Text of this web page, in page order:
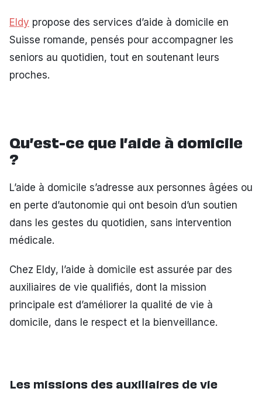
Eldy propose des services d’aide à domicile en
Suisse romande, pensés pour accompagner les
seniors au quotidien, tout en soutenant leurs
proches.
Qu’est-ce que l’aide à domicile
?
L’aide à domicile s’adresse aux personnes âgées ou
en perte d’autonomie qui ont besoin d’un soutien
dans les gestes du quotidien, sans intervention
médicale.
Chez Eldy, l’aide à domicile est assurée par des
auxiliaires de vie qualifiés, dont la mission
principale est d’améliorer la qualité de vie à
domicile, dans le respect et la bienveillance.
Les missions des auxiliaires de vie